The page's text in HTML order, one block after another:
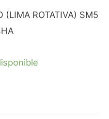
(LIMA ROTATIVA) SM5